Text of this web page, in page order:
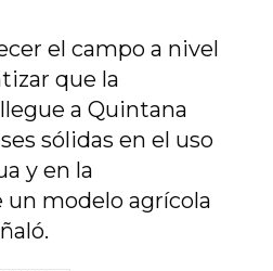
el campo a nivel
que la
a Quintana
sólidas en el uso
y en la
modelo agrícola